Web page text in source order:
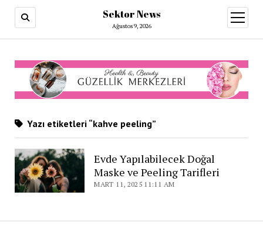
Sektor News
Ağustos 9, 2026
aç
Yazı etiketleri “kahve peeling”
Evde Yapılabilecek Doğal
Maske ve Peeling Tarifleri
MART 11, 2025 11:11 AM